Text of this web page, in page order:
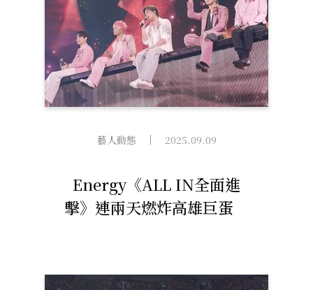
藝人動態
Energy《ALL IN全面進
擊》連兩天燃炸高雄巨蛋
「哥」
2025.09.09